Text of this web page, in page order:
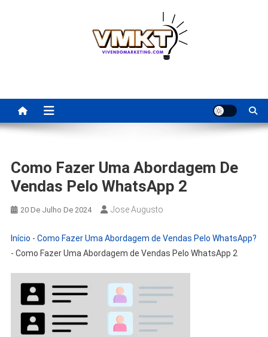
Para Revenda | Vivendo
Marketing
Como Fazer Uma Abordagem De
Vendas Pelo WhatsApp 2
20 De Julho De 2024 Jose Augusto
Início - Como Fazer Uma Abordagem de Vendas Pelo WhatsApp?
- Como Fazer Uma Abordagem de Vendas Pelo WhatsApp 2